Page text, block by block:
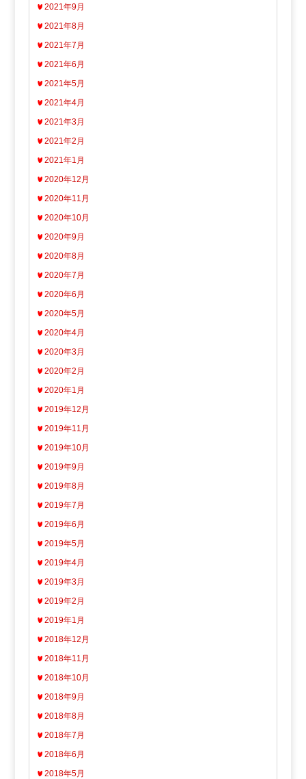
2021年9月
2021年8月
2021年7月
2021年6月
2021年5月
2021年4月
2021年3月
2021年2月
2021年1月
2020年12月
2020年11月
2020年10月
2020年9月
2020年8月
2020年7月
2020年6月
2020年5月
2020年4月
2020年3月
2020年2月
2020年1月
2019年12月
2019年11月
2019年10月
2019年9月
2019年8月
2019年7月
2019年6月
2019年5月
2019年4月
2019年3月
2019年2月
2019年1月
2018年12月
2018年11月
2018年10月
2018年9月
2018年8月
2018年7月
2018年6月
2018年5月